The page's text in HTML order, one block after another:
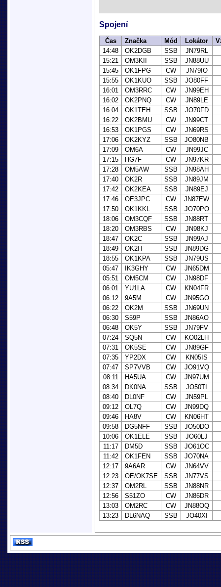
Spojení
Čas Značka Mód Lokátor
14:48
OK2DGB SSB
JN79RL
15:21
OM3KII SSB
JN88UU
15:45
OK1FPG CW
JN79IO
15:55
OK1KUO SSB
JO80FF
16:01
OM3RRC CW
JN99EH
16:02
OK2PNQ CW
JN89LE
16:04
OK1TEH SSB
JO70FD
16:22
OK2BMU CW
JN99CT
16:53
OK1PGS CW
JN69RS
17:06
OK2KYZ SSB
JO80NB
17:09
OM6A CW
JN99JC
17:15
HG7F CW
JN97KR
17:28
OM5AW SSB
JN98AH
17:40
OK2R SSB
JN89JM
17:42
OK2KEA SSB
JN89EJ
17:46
OE3JPC CW
JN87EW
17:50
OK1KKL SSB
JO70PO
18:06
OM3CQF SSB
JN88RT
18:20
OM3RBS CW
JN98KJ
18:47
OK2C SSB
JN99AJ
18:49
OK2IT SSB
JN89DG
18:55
OK1KPA SSB
JN79US
05:47
IK3GHY CW
JN65DM
05:51
OM5CM CW
JN98DF
06:01
YU1LA CW
KN04FR
06:12
9A5M CW
JN95GO
06:22
OK2M SSB
JN69UN
06:30
S59P SSB
JN86AO
06:48
OK5Y SSB
JN79FV
07:24
SQ5N CW
KO02LH
07:31
OK5SE CW
JN89GF
07:35
YP2DX CW
KN05IS
07:47
SP7VVB CW
JO91VQ
08:11
HA5UA CW
JN97UM
08:34
DK0NA SSB
JO50TI
08:40
DL0NF CW
JN59PL
09:12
OL7Q CW
JN99DQ
09:46
HA8V CW
KN06HT
09:58
DG5NFF SSB
JO50DO
10:06
OK1ELE SSB
JO60LJ
11:17
DM5D SSB
JO61OC
11:42
OK1FEN SSB
JO70NA
12:17
9A6AR CW
JN64VV
12:23
OE/OK7SE SSB
JN77VS
12:37
OM2RL SSB
JN88NR
12:56
S51ZO CW
JN86DR
13:03
OM2RC CW
JN88OQ
13:23
DL6NAQ SSB JO40XI